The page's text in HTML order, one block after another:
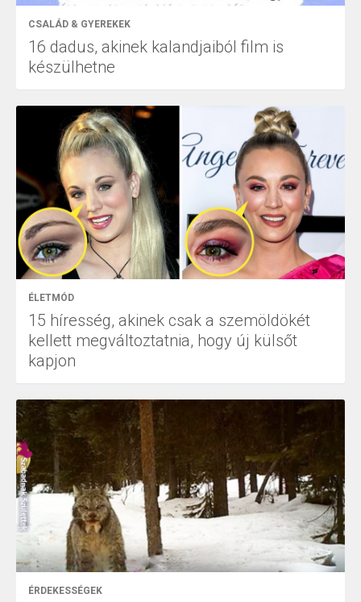
CSALÁD & GYEREKEK
16 dadus, akinek kalandjaiból film is
készülhetne
ÉLETMÓD
15 híresség, akinek csak a szemöldökét
kellett megváltoztatnia, hogy új külsőt
kapjon
ÉRDEKESSÉGEK